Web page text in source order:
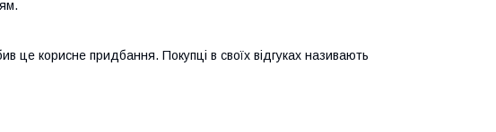
це корисне придбання. Покупці в своїх відгуках називають